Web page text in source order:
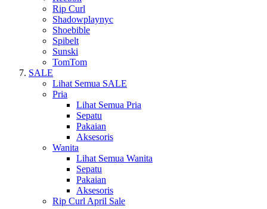
Rip Curl
Shadowplaynyc
Shoebible
Spibelt
Sunski
TomTom
SALE
Lihat Semua SALE
Pria
Lihat Semua Pria
Sepatu
Pakaian
Aksesoris
Wanita
Lihat Semua Wanita
Sepatu
Pakaian
Aksesoris
Rip Curl April Sale